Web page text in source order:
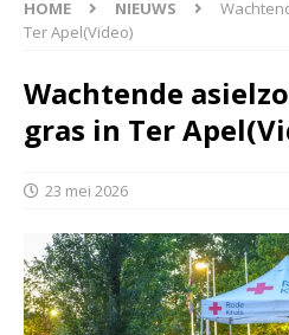
HOME NIEUWS
Ter Apel(Video)
Wachtende
gras in Ter
23 mei 2026